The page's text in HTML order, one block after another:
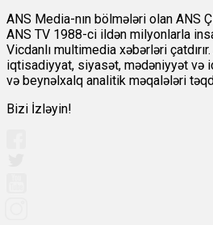
ANS Media-nın bölmələri olan ANS
ANS TV 1988-ci ildən milyonlarla
Vicdanlı multimedia xəbərləri
iqtisadiyyat, siyasət, mədəniyyət və
və beynəlxalq analitik məqalələri
Bizi İzləyin!